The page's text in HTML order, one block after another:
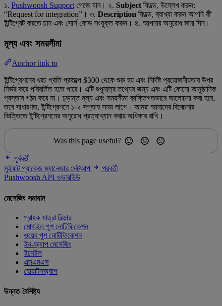
১. Pushwoosh Support পেজে যান। ২. Subject ফিল্ডে, উল্লেখ করুন:
“Request for integration”। ৩. Description ফিল্ডে, ব্যাখ্যা করুন আপনি কী
ইন্টিগ্রেট করতে চান এবং সোর্স কোড সংযুক্ত করুন। ৪. আপনার অনুরোধ জমা দিন।
মূল্য এবং সময়সীমা
Anchor link to
ইন্টিগ্রেশনের খরচ প্রতি প্রকল্পে $300 থেকে শুরু হয় এবং নির্দিষ্ট প্রয়োজনীয়তার উপর
নির্ভর করে পরিবর্তিত হতে পারে। এটি শুধুমাত্র তথ্যের জন্য এবং এটি কোনো আনুষ্ঠানিক
প্রস্তাব গঠন করে না। চূড়ান্ত মূল্য এবং সময়সীমা ব্যক্তিগতভাবে আলোচনা করা হবে,
তবে সাধারণত, ইন্টিগ্রেশনে ১-২ সপ্তাহ সময় লাগে। আমরা আমাদের বিবেচনার
ভিত্তিতে ইন্টিগ্রেশনের অনুরোধ প্রত্যাখ্যান করার অধিকার রাখি।
Was this page useful?
পূর্ববর্তী
সুইফট প্যাকেজ ম্যানেজার সেটআপ
পরবর্তী
Pushwoosh API ওভারভিউ
মেসেজিং সমাধান
গ্রাহক যাত্রা বিল্ডার
মোবাইল পুশ নোটিফিকেশন
ওয়েব পুশ নোটিফিকেশন
ইন-অ্যাপ মেসেজিং
ইমেইল
এসএমএস
হোয়াটসঅ্যাপ
উন্নত বৈশিষ্ট্য